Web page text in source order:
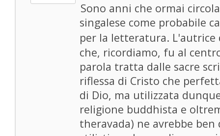
Sono anni che ormai
singalese come probabile
per la letteratura.
che, ricordiamo, fu al
parola tratta dalle sacre
riflessa di Cristo che
di Dio, ma utilizzata
religione buddhista e
theravada) ne avrebbe ben